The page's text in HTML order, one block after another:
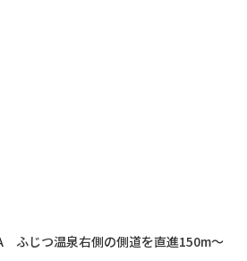
ふじつ温泉右側の側道を直進150m～